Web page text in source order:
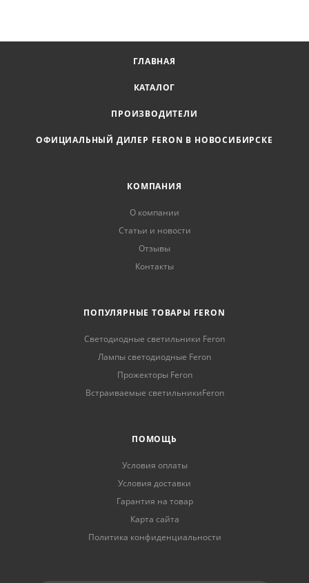
ГЛАВНАЯ
КАТАЛОГ
ПРОИЗВОДИТЕЛИ
ОФИЦИАЛЬНЫЙ ДИЛЕР FERON В НОВОСИБИРСКЕ
КОМПАНИЯ
О компании
Статьи и новости
Отзывы
Контакты
ПОПУЛЯРНЫЕ ТОВАРЫ FERON
Светодиодные светильники Feron
Лампы светодиодные Feron
Прожекторы Feron
Встраиваемые светильникиFeron
ПОМОЩЬ
Условия оплаты
Условия доставки
Гарантия на товар
Карта сайта
Политика конфиденциальности